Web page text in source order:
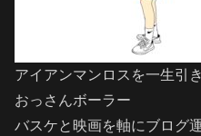
アイアンマンロスを一生引
おっさんボーラー
バスケと映画を軸にブログ運